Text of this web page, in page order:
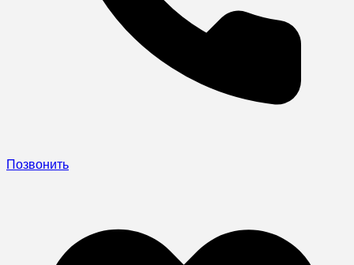
Позвонить